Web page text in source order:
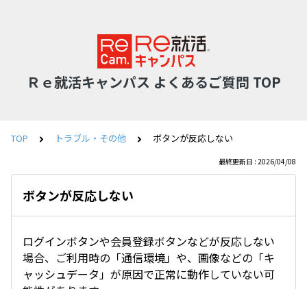
Ｒｅ就活キャンパス よくあるご質問 TOP
TOP トラブル・その他 ボタンが反応しない
最終更新日 : 2026/04/08
ボタンが反応しない
ログインボタンや会員登録ボタンなどが反応しない
場合、ご利用時の「通信環境」や、画像などの「キ
ャッシュデータ」が原因で正常に動作していない可